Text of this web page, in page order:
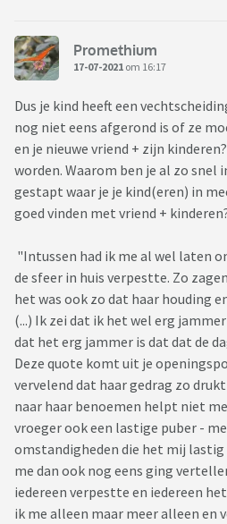
Promethium
17-07-2021 om 16:17
Dus je kind heeft een
nog niet eens afgerond is of ze
en je nieuwe vriend + zijn
worden. Waarom ben je al zo snel
gestapt waar je je kind(eren) in
goed vinden met vriend +
"Intussen had ik me al wel laten
de sfeer in huis verpestte. Zo
het was ook zo dat haar houding
(...) Ik zei dat ik het wel erg
dat het erg jammer is dat dat de
Deze quote komt uit je
vervelend dat haar gedrag zo
naar haar benoemen helpt niet
vroeger ook een lastige puber -
omstandigheden die het mij
me dan ook nog eens ging
iedereen verpestte en iedereen
ik me alleen maar meer alleen en